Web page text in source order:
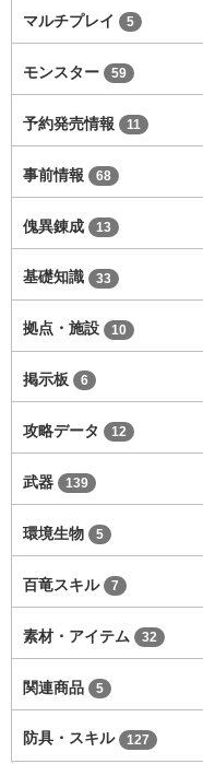
マルチプレイ 5
モンスター 59
予約発売情報 11
事前情報 68
傀異錬成 13
基礎知識 33
拠点・施設 10
掲示板 6
攻略データ 12
武器 139
環境生物 5
百竜スキル 7
素材・アイテム 32
関連商品 5
防具・スキル 127